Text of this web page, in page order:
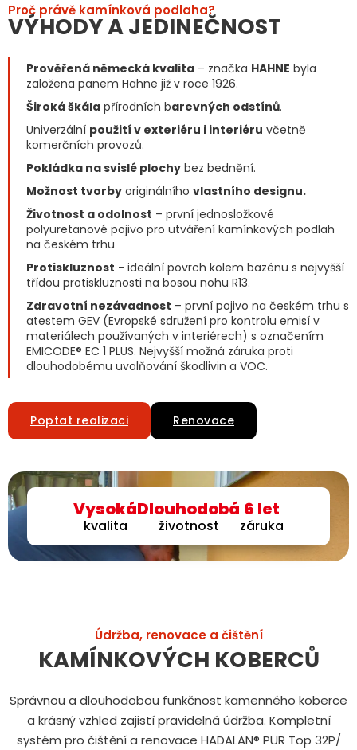
Vysoká
kvalita
Dlouhodobá
životnost
6 let
záruka
Proč právě kamínková podlaha?
VÝHODY A JEDINEČNOST
Prověřená německá kvalita – značka HAHNE byla
založena panem Hahne již v roce 1926.
Široká škála přírodních barevných odstínů.
Univerzální použití v exteriéru i interiéru včetně
komerčních provozů.
Pokládka na svislé plochy bez bednění.
Možnost tvorby originálního vlastního designu.
Životnost a odolnost – první jednosložkové
polyuretanové pojivo pro utváření kamínkových podlah
na českém trhu
Protiskluznost - ideální povrch kolem bazénu s nejvyšší
třídou protiskluznosti na bosou nohu R13.
Zdravotní nezávadnost – první pojivo na českém trhu s
atestem GEV (Evropské sdružení pro kontrolu emisí v
materiálech používaných v interiérech) s označením
EMICODE® EC 1 PLUS. Nejvyšší možná záruka proti
dlouhodobému uvolňování škodlivin a VOC.
Poptat realizaci Renovace
Údržba, renovace a čištění
KAMÍNKOVÝCH KOBERCŮ
Správnou a dlouhodobou funkčnost kamenného koberce
a krásný vzhled zajistí pravidelná údržba. Kompletní
systém pro čištění a renovace HADALAN® PUR Top 32P/